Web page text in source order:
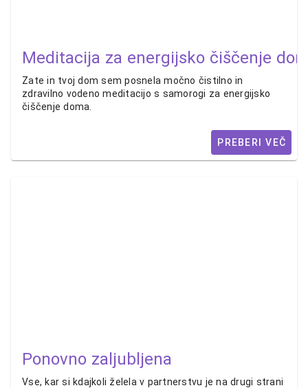
Meditacija za energijsko čiščenje
Zate in tvoj dom sem posnela močno čistilno in
zdravilno vodeno meditacijo s samorogi za energijsko
čiščenje doma.
PREBERI VEČ
Ponovno zaljubljena
Vse, kar si kdajkoli želela v partnerstvu je na drugi strani